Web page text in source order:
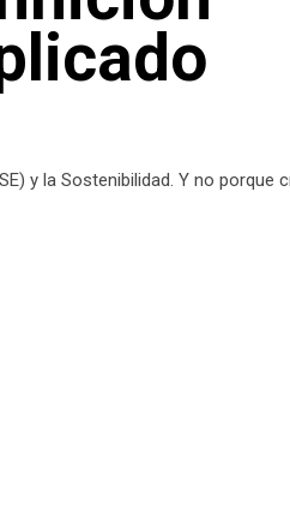
y la Sostenibilidad. Y no porque